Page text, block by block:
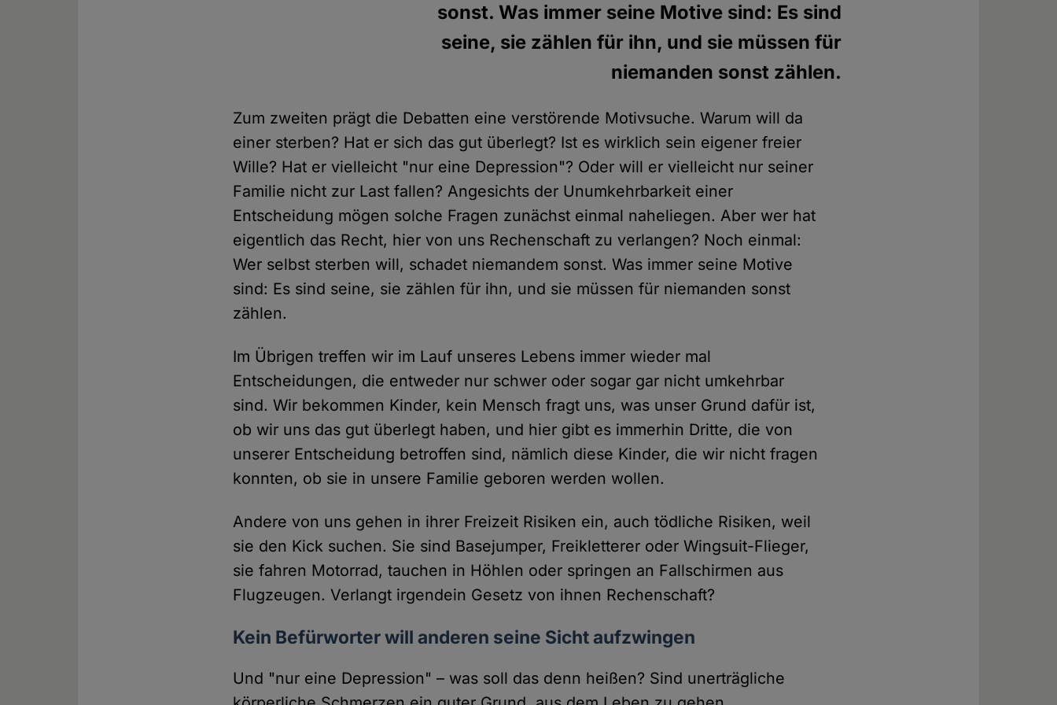
sonst. Was immer seine Motive sind: Es sind
seine, sie zählen für ihn, und sie müssen für
niemanden sonst zählen.
Zum zweiten prägt die Debatten eine verstörende Motivsuche. Warum will da
einer sterben? Hat er sich das gut überlegt? Ist es wirklich sein eigener freier
Wille? Hat er vielleicht "nur eine Depression"? Oder will er vielleicht nur seiner
Familie nicht zur Last fallen? Angesichts der Unumkehrbarkeit einer
Entscheidung mögen solche Fragen zunächst einmal naheliegen. Aber wer hat
eigentlich das Recht, hier von uns Rechenschaft zu verlangen? Noch einmal:
Wer selbst sterben will, schadet niemandem sonst. Was immer seine Motive
sind: Es sind seine, sie zählen für ihn, und sie müssen für niemanden sonst
zählen.
Im Übrigen treffen wir im Lauf unseres Lebens immer wieder mal
Entscheidungen, die entweder nur schwer oder sogar gar nicht umkehrbar
sind. Wir bekommen Kinder, kein Mensch fragt uns, was unser Grund dafür ist,
ob wir uns das gut überlegt haben, und hier gibt es immerhin Dritte, die von
unserer Entscheidung betroffen sind, nämlich diese Kinder, die wir nicht fragen
konnten, ob sie in unsere Familie geboren werden wollen.
Andere von uns gehen in ihrer Freizeit Risiken ein, auch tödliche Risiken, weil
sie den Kick suchen. Sie sind Basejumper, Freikletterer oder Wingsuit-Flieger,
sie fahren Motorrad, tauchen in Höhlen oder springen an Fallschirmen aus
Flugzeugen. Verlangt irgendein Gesetz von ihnen Rechenschaft?
Kein Befürworter will anderen seine Sicht aufzwingen
Und "nur eine Depression" – was soll das denn heißen? Sind unerträgliche